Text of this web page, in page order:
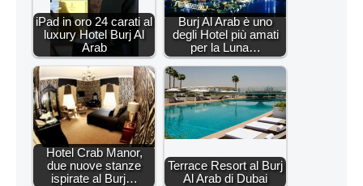
iPad in oro 24 carati al
luxury Hotel Burj Al
Arab
Burj Al Arab è uno
degli Hotel più amati
per la Luna…
Hotel Crab Manor,
due nuove stanze
ispirate al Burj…
Terrace Resort al Burj
Al Arab di Dubai